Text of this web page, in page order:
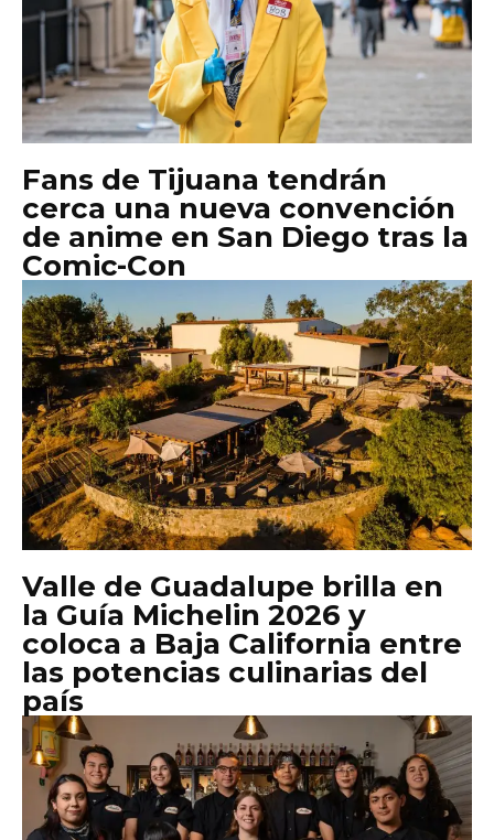
Fans de Tijuana tendrán
cerca una nueva convención
de anime en San Diego tras la
Comic-Con
Valle de Guadalupe brilla en
la Guía Michelin 2026 y
coloca a Baja California entre
las potencias culinarias del
país